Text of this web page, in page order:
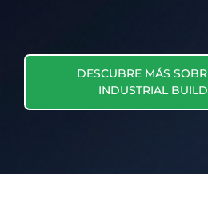
DESCUBRE MÁS
INDUSTRIAL